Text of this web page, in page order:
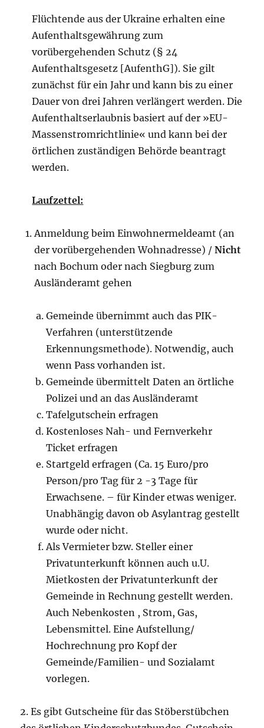
Flüchtende aus der Ukraine erhalten eine
Aufenthaltsgewährung zum
vorübergehenden Schutz (§ 24
Aufenthaltsgesetz [AufenthG]). Sie gilt
zunächst für ein Jahr und kann bis zu einer
Dauer von drei Jahren verlängert werden. Die
Aufenthaltserlaubnis basiert auf der »EU-
Massenstromrichtlinie« und kann bei der
örtlichen zuständigen Behörde beantragt
werden.
Laufzettel:
Anmeldung beim Einwohnermeldeamt (an
der vorübergehenden Wohnadresse) /Nicht
nach Bochum oder nach Siegburg zum
Ausländeramt gehen
Gemeinde übernimmt auch das PIK-
Verfahren (unterstützende
Erkennungsmethode). Notwendig, auch
wenn Pass vorhanden ist.
Gemeinde übermittelt Daten an örtliche
Polizei und an das Ausländeramt
Tafelgutschein erfragen
Kostenloses Nah- und Fernverkehr
Ticket erfragen
Startgeld erfragen (Ca. 15 Euro/pro
Person/pro Tag für 2 -3 Tage für
Erwachsene. – für Kinder etwas weniger.
Unabhängig davon ob Asylantrag gestellt
wurde oder nicht.
Als Vermieter bzw. Steller einer
Privatunterkunft können auch u.U.
Mietkosten der Privatunterkunft der
Gemeinde in Rechnung gestellt werden.
Auch Nebenkosten , Strom, Gas,
Lebensmittel. Eine Aufstellung/
Hochrechnung pro Kopf der
Gemeinde/Familien- und Sozialamt
vorlegen.
2. Es gibt Gutscheine für das Stöberstübchen